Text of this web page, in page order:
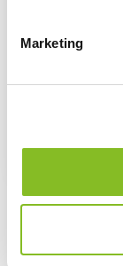
Marketing
Op voorraad
Burnshield